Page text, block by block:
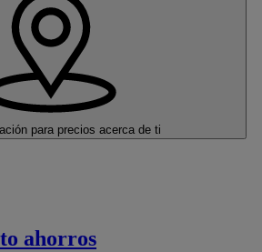
para precios acerca de ti
ahorros